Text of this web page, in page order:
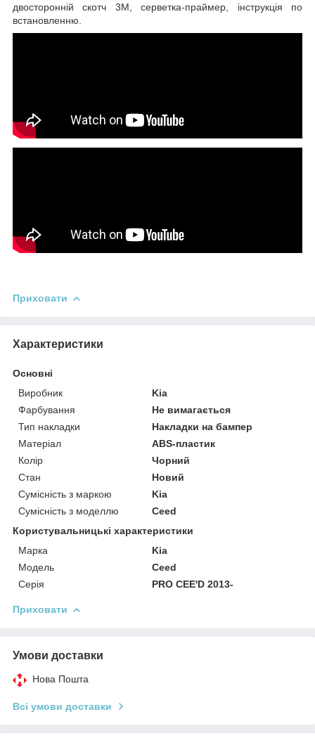
двосторонній скотч 3М, серветка-праймер, інструкція по
встановленню.
Приховати
Характеристики
Основні
Виробник
Kia
Фарбування
Не вимагається
Тип накладки
Накладки на бампер
Матеріал
ABS-пластик
Колір
Чорний
Стан
Новий
Сумісність з маркою
Kia
Сумісність з моделлю
Ceed
Користувальницькі характеристики
Марка
Kia
Модель
Ceed
Серія
PRO CEE'D 2013-
Приховати
Умови доставки
Нова Пошта
Всі умови доставки